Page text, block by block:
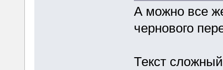
А можно все
чернового
Текст